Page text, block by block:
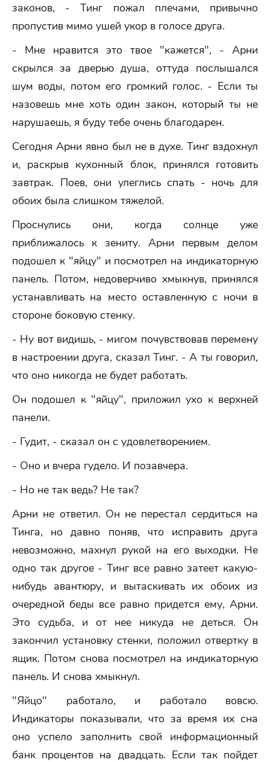
законов, - Тинг пожал плечами, привычно
пропустив мимо ушей укор в голосе друга.
- Мне нравится это твое "кажется", - Арни
скрылся за дверью душа, оттуда послышался
шум воды, потом его громкий голос. - Если ты
назовешь мне хоть один закон, который ты не
нарушаешь, я буду тебе очень благодарен.
Сегодня Арни явно был не в духе. Тинг вздохнул
и, раскрыв кухонный блок, принялся готовить
завтрак. Поев, они улеглись спать - ночь для
обоих была слишком тяжелой.
Проснулись они, когда солнце уже
приближалось к зениту. Арни первым делом
подошел к "яйцу" и посмотрел на индикаторную
панель. Потом, недоверчиво хмыкнув, принялся
устанавливать на место оставленную с ночи в
стороне боковую стенку.
- Ну вот видишь, - мигом почувствовав перемену
в настроении друга, сказал Тинг. - А ты говорил,
что оно никогда не будет работать.
Он подошел к "яйцу", приложил ухо к верхней
панели.
- Гудит, - сказал он с удовлетворением.
- Оно и вчера гудело. И позавчера.
- Но не так ведь? Не так?
Арни не ответил. Он не перестал сердиться на
Тинга, но давно поняв, что исправить друга
невозможно, махнул рукой на его выходки. Не
одно так другое - Тинг все равно затеет какую-
нибудь авантюру, и вытаскивать их обоих из
очередной беды все равно придется ему, Арни.
Это судьба, и от нее никуда не деться. Он
закончил установку стенки, положил отвертку в
ящик. Потом снова посмотрел на индикаторную
панель. И снова хмыкнул.
"Яйцо" работало, и работало вовсю.
Индикаторы показывали, что за время их сна
оно успело заполнить свой информационный
банк процентов на двадцать. Если так пойдет